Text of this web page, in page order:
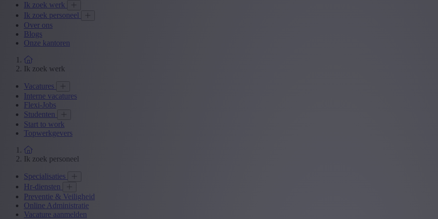
Ik zoek werk
Ik zoek personeel
Over ons
Blogs
Onze kantoren
Ik zoek werk
Vacatures
Interne vacatures
Flexi-Jobs
Studenten
Start to work
Topwerkgevers
Ik zoek personeel
Specialisaties
Hr-diensten
Preventie & Veiligheid
Online Administratie
Vacature aanmelden